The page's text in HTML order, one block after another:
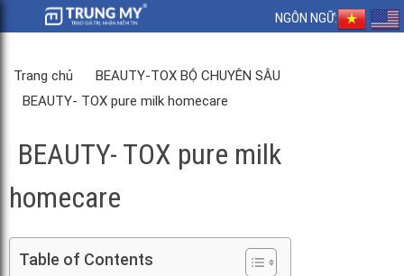
NGÔN NGỮ:
Trang chủ
BEAUTY-TOX BỘ CHUYÊN SÂU
BEAUTY- TOX pure milk homecare
BEAUTY- TOX pure milk
homecare
Table of Contents